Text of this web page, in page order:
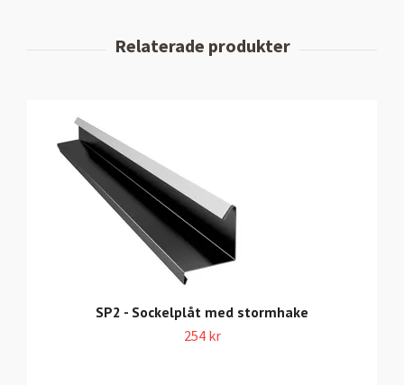
SP2 - Sockelplåt med stormhake
254 kr